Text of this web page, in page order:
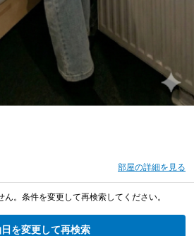
部屋の詳細を見る
。条件を変更して再検索してください。
を変更して再検索